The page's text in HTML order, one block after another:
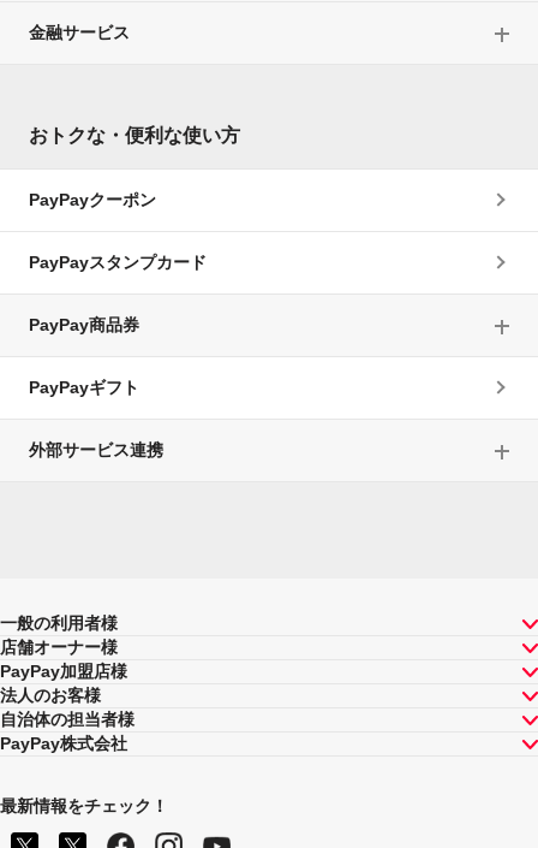
金融サービス
おトクな・便利な使い方
PayPayクーポン
PayPayスタンプカード
PayPay商品券
PayPayギフト
外部サービス連携
一般の利用者様
店舗オーナー様
PayPay加盟店様
法人のお客様
自治体の担当者様
PayPay株式会社
最新情報をチェック！